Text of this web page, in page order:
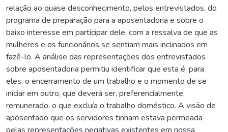
relação ao quase desconhecimento, pelos entrevistados, do
programa de preparação para a aposentadoria e sobre o
baixo interesse em participar dele, com a ressalva de que as
mulheres e os funcionários se sentiam mais inclinados em
fazê-lo. A análise das representações dos entrevistados
sobre aposentadoria permitiu identificar que esta é, para
eles, o encerramento de um trabalho e o momento de se
iniciar em outro, que deverá ser, preferencialmente,
remunerado, o que excluía o trabalho doméstico. A visão de
aposentado que os servidores tinham estava permeada